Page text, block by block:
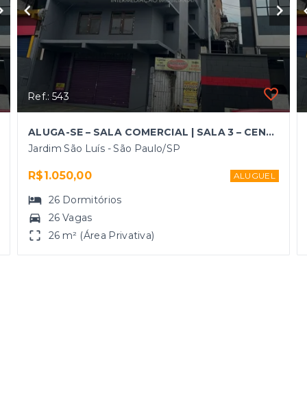
Ref.: 543
ALUGA-SE – SALA COMERCIAL | SALA 3 – CENTRO DE COTIA/SP
Jardim São Luís - São Paulo/SP
R$1.050,00 ALUGUEL
26 Dormitórios
26 Vagas
26 m² (Área Privativa)